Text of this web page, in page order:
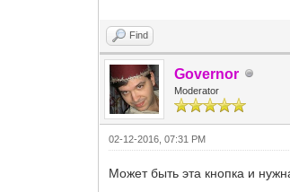
Find
Governor
Moderator
02-12-2016, 07:31 PM
Может быть эта кнопка и